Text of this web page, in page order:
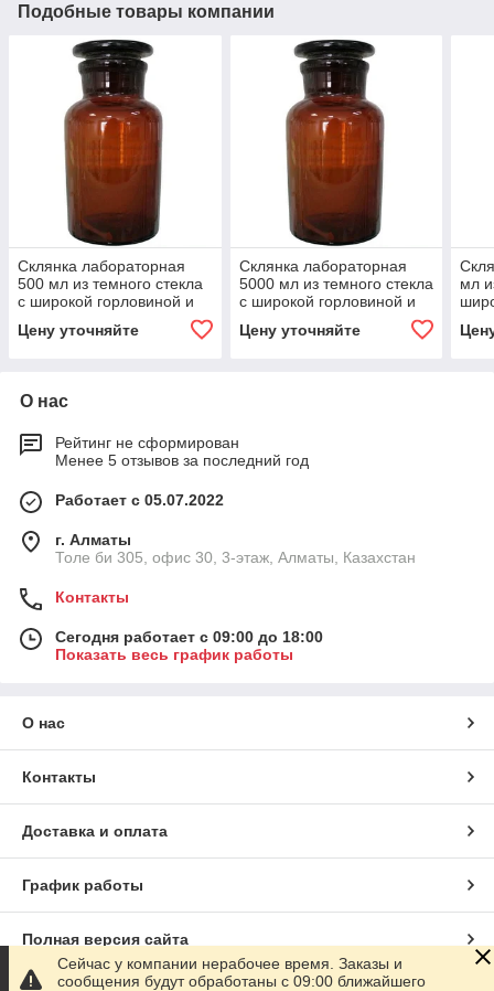
Подобные товары компании
Склянка лабораторная
500 мл из темного стекла
с широкой горловиной и
Цену уточняйте
Склянка лабораторная
5000 мл из темного стекла
с широкой горловиной и
Цену уточняйте
мл
О нас
Рейтинг не сформирован
Менее 5 отзывов за последний год
Работает с 05.07.2022
г. Алматы
Толе би 305, офис 30, 3-этаж, Алматы, Казахстан
Контакты
Сегодня работает с 09:00 до 18:00
Показать весь график работы
О нас
Контакты
Доставка и оплата
График работы
Полная версия сайта
Сейчас у компании нерабочее время. Заказы и
сообщения будут обработаны с 09:00 ближайшего